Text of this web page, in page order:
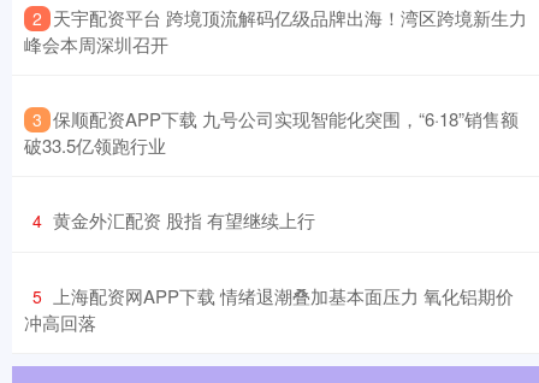
2 ​天宇配资平台 跨境顶流解码亿级品牌出海！湾区跨境新生力
峰会本周深圳召开
3 ​保顺配资APP下载 九号公司实现智能化突围，“6·18”销售额
破33.5亿领跑行业
4 ​黄金外汇配资 股指 有望继续上行
5 ​上海配资网APP下载 情绪退潮叠加基本面压力 氧化铝期价
冲高回落